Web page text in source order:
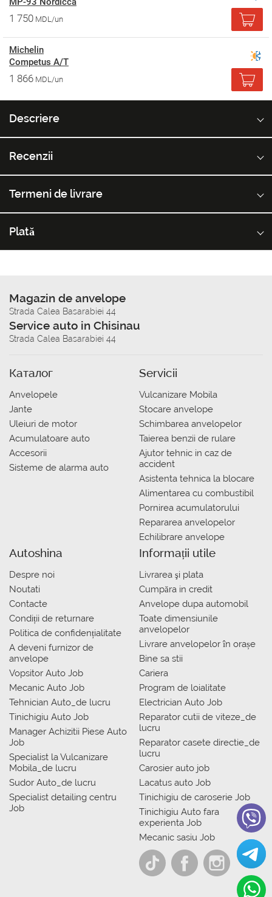
1 750 MDL/un
Michelin
Competus A/T
1 866 MDL/un
Descriere
Recenzii
Termeni de livrare
Plată
Magazin de anvelope
Strada Calea Basarabiei 44
Service auto in Chisinau
Strada Calea Basarabiei 44
Каталог
Anvelopele
Jante
Uleiuri de motor
Acumulatoare auto
Accesorii
Sisteme de alarma auto
Servicii
Vulcanizare Mobila
Stocare anvelope
Schimbarea anvelopelor
Taierea benzii de rulare
Ajutor tehnic in caz de
accident
Asistenta tehnica la blocare
Alimentarea cu combustibil
Pornirea acumulatorului
Repararea anvelopelor
Echilibrare anvelope
Autoshina
Despre noi
Noutati
Contacte
Condiții de returnare
Politica de confidențialitate
A deveni furnizor de
anvelope
Vopsitor Auto Job
Mecanic Auto Job
Tehnician Auto_de lucru
Tinichigiu Auto Job
Manager Achizitii Piese Auto
Job
Specialist la Vulcanizare
Mobila_de lucru
Sudor Auto_de lucru
Specialist detailing centru
Job
Informații utile
Livrarea şi plata
Сumpăra in credit
Anvelope dupa automobil
Toate dimensiunile
anvelopelor
Livrare anvelopelor în orașe
Bine sa stii
Cariera
Program de loialitate
Electrician Auto Job
Reparator cutii de viteze_de
lucru
Reparator casete directie_de
lucru
Carosier auto job
Lacatus auto Job
Tinichigiu de caroserie Job
Tinichigiu Auto fara
experienta Job
Mecanic sasiu Job